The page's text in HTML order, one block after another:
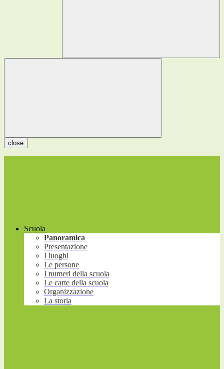
close
Scuola
Panoramica
Presentazione
I luoghi
Le persone
I numeri della scuola
Le carte della scuola
Organizzazione
La storia